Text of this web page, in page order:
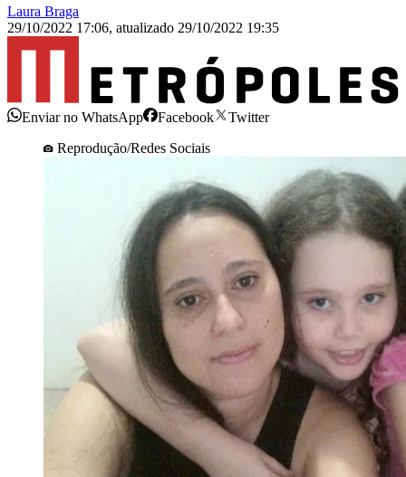
Laura Braga
29/10/2022 17:06, atualizado 29/10/2022 19:35
Enviar no WhatsApp Facebook
Twitter
Reprodução/Redes Sociais